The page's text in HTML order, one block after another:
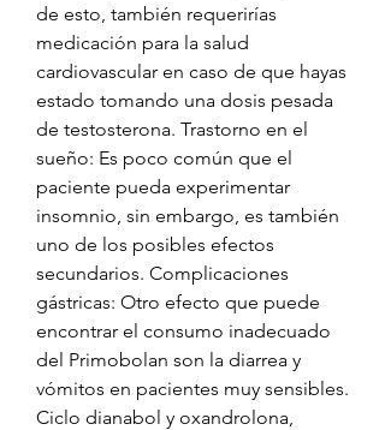
de esto, también requerirías
medicación para la salud
cardiovascular en caso de que hayas
estado tomando una dosis pesada
de testosterona. Trastorno en el
sueño: Es poco común que el
paciente pueda experimentar
insomnio, sin embargo, es también
uno de los posibles efectos
secundarios. Complicaciones
gástricas: Otro efecto que puede
encontrar el consumo inadecuado
del Primobolan son la diarrea y
vómitos en pacientes muy sensibles.
Ciclo dianabol y oxandrolona,